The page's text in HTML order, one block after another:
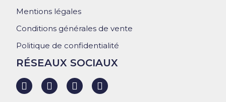
Mentions légales
Conditions générales de vente
Politique de confidentialité
RÉSEAUX SOCIAUX